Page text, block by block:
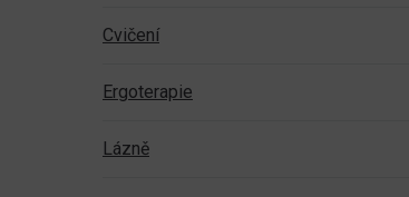
Cvičení
Ergoterapie
Lázně